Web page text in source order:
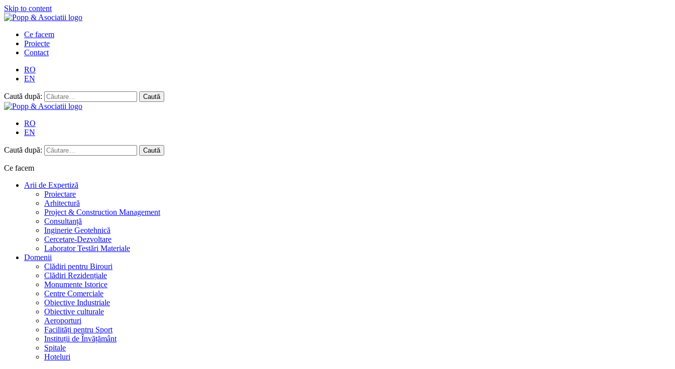
Skip to content
Ce facem
Proiecte
Contact
RO
EN
Caută după:
RO
EN
Caută după:
Ce facem
Arii de Expertiză
Proiectare
Arhitectură
Project & Construction Management
Consultanță
Inginerie Geotehnică
Cercetare-Dezvoltare
Laborator Testări Materiale
Domenii
Clădiri pentru Birouri
Clădiri Rezidențiale
Monumente Istorice
Centre Comerciale
Obiective Industriale
Obiective culturale
Aeroporturi
Facilități pentru Sport
Instituții de Învățământ
Spitale
Hoteluri